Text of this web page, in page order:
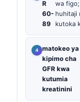
R
60-
89
wa
huhitaji
kutoka
matokeo ya
kipimo cha
GFR kwa
kutumia
kreatinini